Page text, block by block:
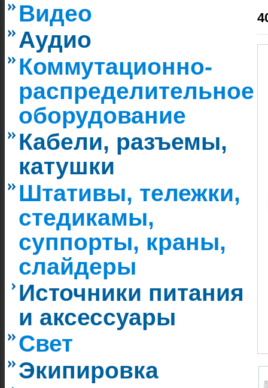
Видео
Аудио
Коммутационно-
распределительное
оборудование
Кабели, разъемы,
катушки
Штативы, тележки,
стедикамы,
суппорты, краны,
слайдеры
Источники питания
и аксессуары
Свет
Экипировка